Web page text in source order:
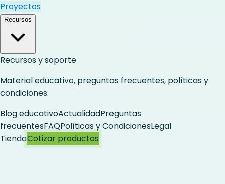
Proyectos
Recursos
Recursos y soporte
Material educativo, preguntas frecuentes, políticas y
condiciones.
Blog educativoActualidadPreguntas
frecuentesFAQPolíticas y CondicionesLegal
TiendaCotizar productos